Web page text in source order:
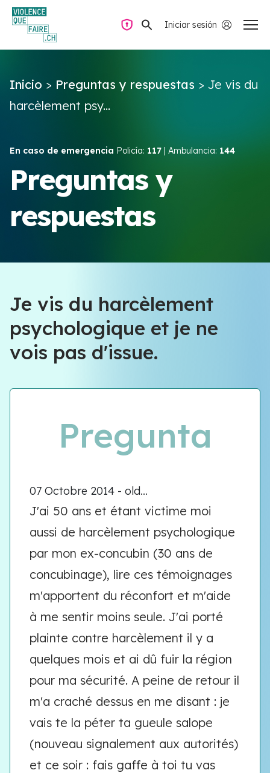
Iniciar sesión
Preguntas y respuestas
Violencia de pareja
Recursos y campañas
Navegación privada
Inicio > Preguntas y respuestas > Je vis du
harcèlement psy...
En caso de emergencia Policía: 117 | Ambulancia: 144
Preguntas y
respuestas
Je vis du harcèlement
psychologique et je ne
vois pas d'issue.
Pregunta
07 Octobre 2014 - old...
J'ai 50 ans et étant victime moi
aussi de harcèlement psychologique
par mon ex-concubin (30 ans de
concubinage), lire ces témoignages
m'apportent du réconfort et m'aide
à me sentir moins seule. J'ai porté
plainte contre harcèlement il y a
quelques mois et ai dû fuir la région
pour ma sécurité. A peine de retour il
m'a craché dessus en me disant : je
vais te la péter ta gueule salope
(nouveau signalement aux autorités)
et ce soir : fais gaffe à toi tu vas